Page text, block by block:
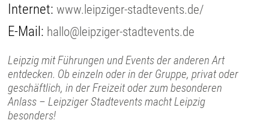
Internet:www.leipziger-stadtevents.de/
E-Mail: hallo@leipziger-stadtevents.de
Leipzig mit Führungen und Events der anderen Art
entdecken. Ob einzeln oder in der Gruppe, privat oder
geschäftlich, in der Freizeit oder zum besonderen
Anlass – Leipziger Stadtevents macht Leipzig
besonders!